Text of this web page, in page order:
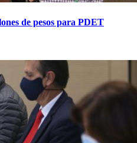
de pesos para PDET